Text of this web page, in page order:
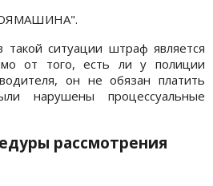
ситуации штраф является
от того, есть ли у полиции
он не обязан платить
нарушены процессуальные
рассмотрения